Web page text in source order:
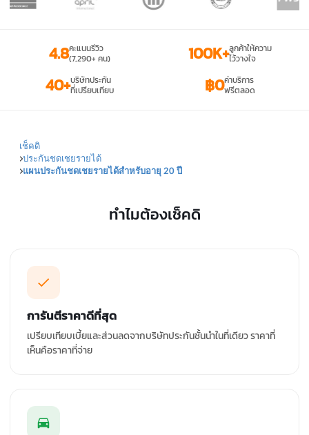
4.8คะแนนรีวิว
(7,290+ คน)
100K+ลูกค้าให้ความ
ไว้วางใจ
40+บริษัทประกัน
ที่เปรียบเทียบ
฿0ค่าบริการ
ฟรีตลอด
เช็คดิ
ประกันชดเชยรายได้
แผนประกันชดเชยรายได้สำหรับอายุ 20 ปี
ทำไมต้องเช็คดิ
การันตีราคาดีที่สุด
เปรียบเทียบเบี้ยและส่วนลดจากบริษัทประกันชั้นนำในที่เดียว ราคาที่
เห็นคือราคาที่จ่าย